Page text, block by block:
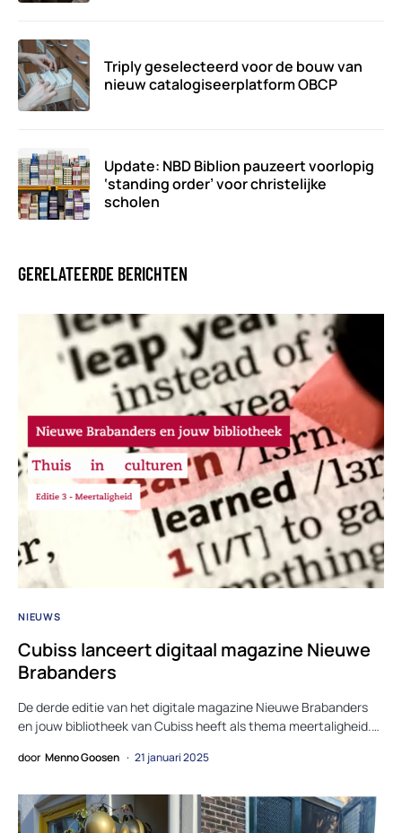
Triply geselecteerd voor de bouw van
nieuw catalogiseerplatform OBCP
Update: NBD Biblion pauzeert voorlopig
‘standing order’ voor christelijke
scholen
GERELATEERDE BERICHTEN
NIEUWS
Cubiss lanceert digitaal magazine Nieuwe
Brabanders
De derde editie van het digitale magazine Nieuwe Brabanders
en jouw bibliotheek van Cubiss heeft als thema meertaligheid.…
door Menno Goosen 21 januari 2025